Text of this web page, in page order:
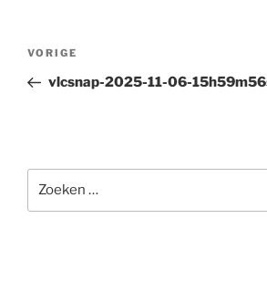
Bericht
Vorig
bericht
VORIGE
vlcsnap-2025-11-06-
naar: